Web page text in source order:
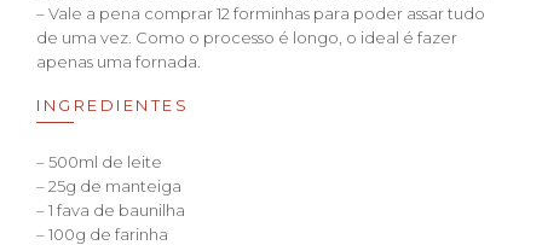
– Vale a pena comprar 12 forminhas para poder assar tudo
de uma vez. Como o processo é longo, o ideal é fazer
apenas uma fornada.
INGREDIENTES
– 500ml de leite
– 25g de manteiga
– 1 fava de baunilha
– 100g de farinha